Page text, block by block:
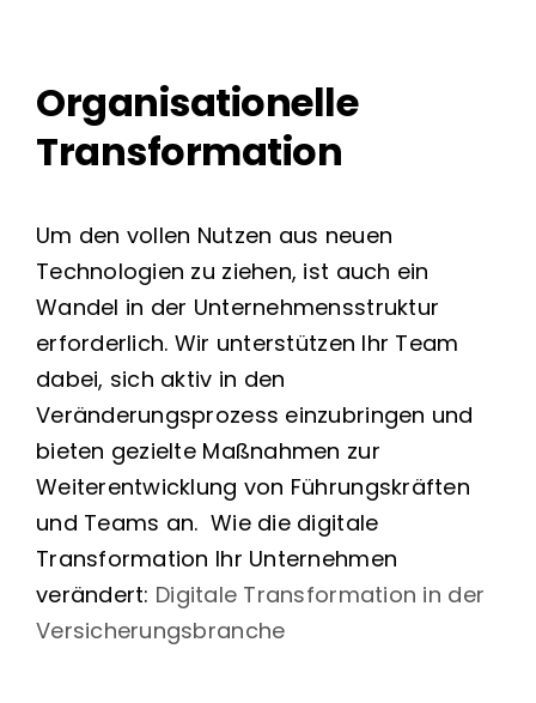
Organisationelle
Transformation
Um den vollen Nutzen aus neuen
Technologien zu ziehen, ist auch ein
Wandel in der Unternehmensstruktur
erforderlich. Wir unterstützen Ihr Team
dabei, sich aktiv in den
Veränderungsprozess einzubringen und
bieten gezielte Maßnahmen zur
Weiterentwicklung von Führungskräften
und Teams an. Wie die digitale
Transformation Ihr Unternehmen
verändert: Digitale Transformation in der
Versicherungsbranche